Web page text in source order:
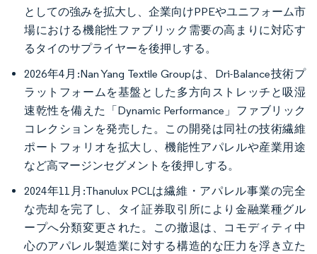
としての強みを拡大し、企業向けPPEやユニフォーム市
場における機能性ファブリック需要の高まりに対応す
るタイのサプライヤーを後押しする。
2026年4月:Nan Yang Textile Groupは、Dri-Balance技術プ
ラットフォームを基盤とした多方向ストレッチと吸湿
速乾性を備えた「Dynamic Performance」ファブリック
コレクションを発売した。この開発は同社の技術繊維
ポートフォリオを拡大し、機能性アパレルや産業用途
など高マージンセグメントを後押しする。
2024年11月:Thanulux PCLは繊維・アパレル事業の完全
な売却を完了し、タイ証券取引所により金融業種グル
ープへ分類変更された。この撤退は、コモディティ中
心のアパレル製造業に対する構造的な圧力を浮き立た